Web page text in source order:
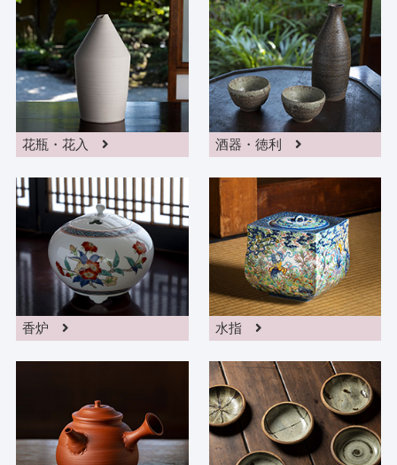
花瓶・花入 酒器・徳利
香炉 水指